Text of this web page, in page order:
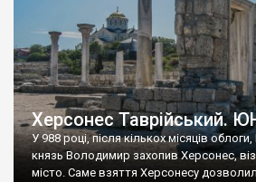
Херсонес Таврійський.
У 988 році, після кількох місяців
князь Володимир захопив Херсонес,
місто. Саме взяття Херсонесу